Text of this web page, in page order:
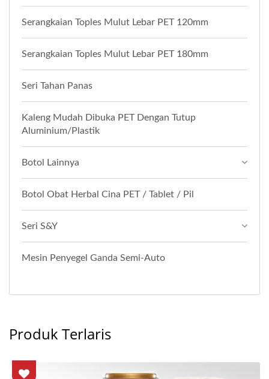
Serangkaian Toples Mulut Lebar PET 120mm
Serangkaian Toples Mulut Lebar PET 180mm
Seri Tahan Panas
Kaleng Mudah Dibuka PET Dengan Tutup
Aluminium/Plastik
Botol Lainnya
Botol Obat Herbal Cina PET / Tablet / Pil
Seri S&Y
Mesin Penyegel Ganda Semi-Auto
Produk Terlaris